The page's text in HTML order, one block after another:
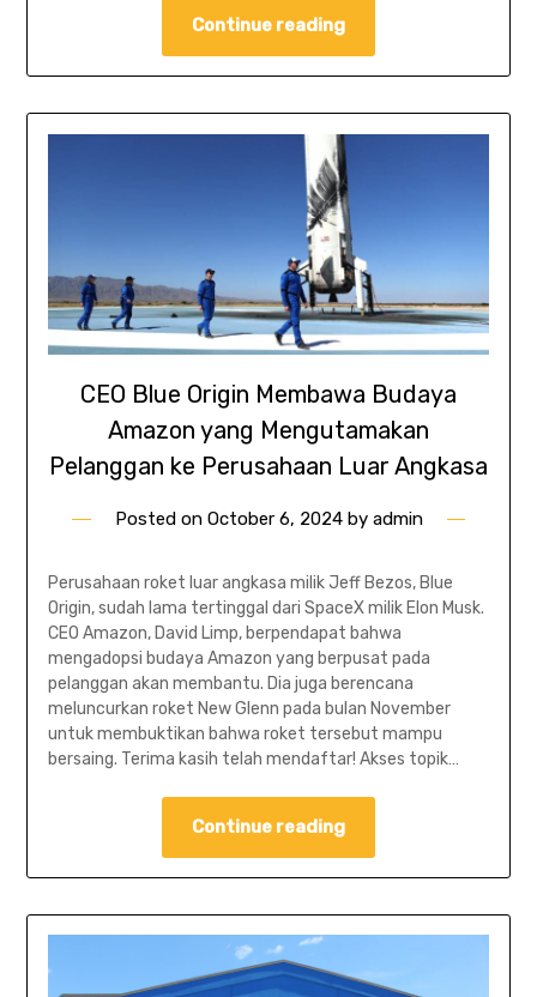
Continue reading
CEO Blue Origin Membawa Budaya
Amazon yang Mengutamakan
Pelanggan ke Perusahaan Luar Angkasa
Posted on October 6, 2024by admin
Perusahaan roket luar angkasa milik Jeff Bezos, Blue
Origin, sudah lama tertinggal dari SpaceX milik Elon Musk.
CEO Amazon, David Limp, berpendapat bahwa
mengadopsi budaya Amazon yang berpusat pada
pelanggan akan membantu. Dia juga berencana
meluncurkan roket New Glenn pada bulan November
untuk membuktikan bahwa roket tersebut mampu
bersaing. Terima kasih telah mendaftar! Akses topik…
Continue reading